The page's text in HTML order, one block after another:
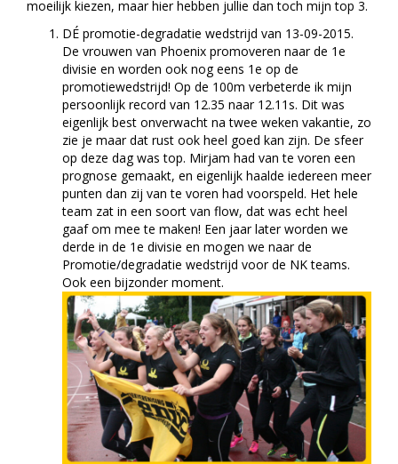
moeilijk kiezen, maar hier hebben jullie dan toch mijn top 3.
DÉ promotie-degradatie wedstrijd van 13-09-2015.
De vrouwen van Phoenix promoveren naar de 1e
divisie en worden ook nog eens 1e op de
promotiewedstrijd! Op de 100m verbeterde ik mijn
persoonlijk record van 12.35 naar 12.11s. Dit was
eigenlijk best onverwacht na twee weken vakantie, zo
zie je maar dat rust ook heel goed kan zijn. De sfeer
op deze dag was top. Mirjam had van te voren een
prognose gemaakt, en eigenlijk haalde iedereen meer
punten dan zij van te voren had voorspeld. Het hele
team zat in een soort van flow, dat was echt heel
gaaf om mee te maken! Een jaar later worden we
derde in de 1e divisie en mogen we naar de
Promotie/degradatie wedstrijd voor de NK teams.
Ook een bijzonder moment.